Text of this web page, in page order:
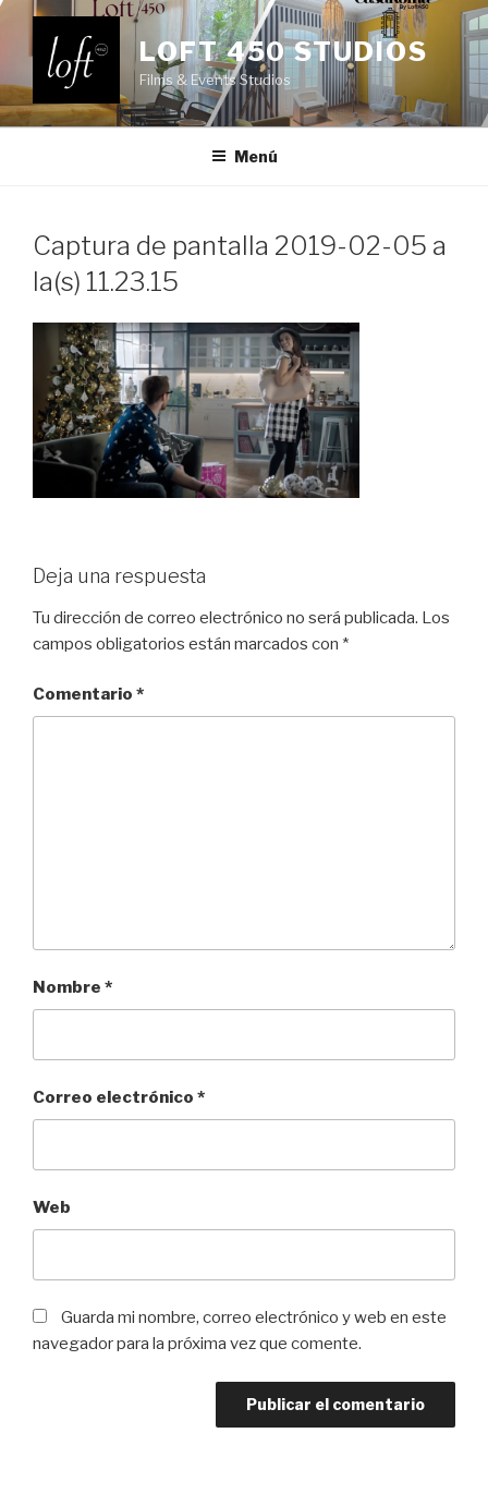
Saltar
contenido
LOFT 450 STUDIOS
Films & Events Studios
Menú
Captura de pantalla 2019-02-05 a
la(s) 11.23.15
Deja una respuesta
Tu dirección de correo electrónico no será publicada. Los
campos obligatorios están marcados con *
Comentario *
Nombre *
Correo electrónico *
Web
Guarda mi nombre, correo electrónico y web en este
navegador para la próxima vez que comente.